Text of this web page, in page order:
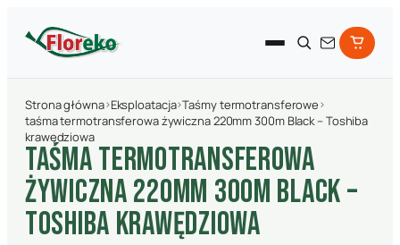
Strona główna›Eksploatacja›Taśmy termotransferowe›
taśma termotransferowa żywiczna 220mm 300m Black – Toshiba
krawędziowa
TAśMA TERMOTRANSFEROWA
żYWICZNA 220MM 300M BLACK –
TOSHIBA KRAWęDZIOWA